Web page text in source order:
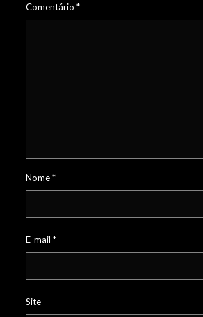
Comentário *
Nome*
E-mail *
Site